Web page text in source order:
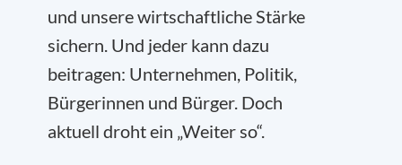
und unsere wirtschaftliche Stärke
sichern. Und jeder kann dazu
beitragen: Unternehmen, Politik,
Bürgerinnen und Bürger. Doch
aktuell droht ein „Weiter so“.